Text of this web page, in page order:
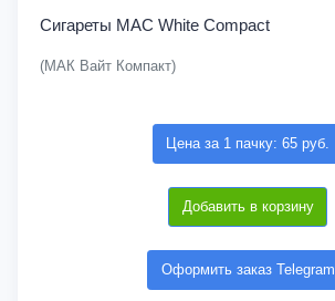
Сигареты MAC White Compact
(МАК Вайт Компакт)
Цена за 1 пачку: 65 руб.
Добавить в корзину
Оформить заказ Telegram